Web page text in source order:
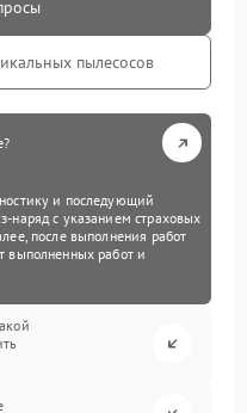
пылесосов
и последующий
наряд с указанием страховых
после выполнения работ
выполненных работ и